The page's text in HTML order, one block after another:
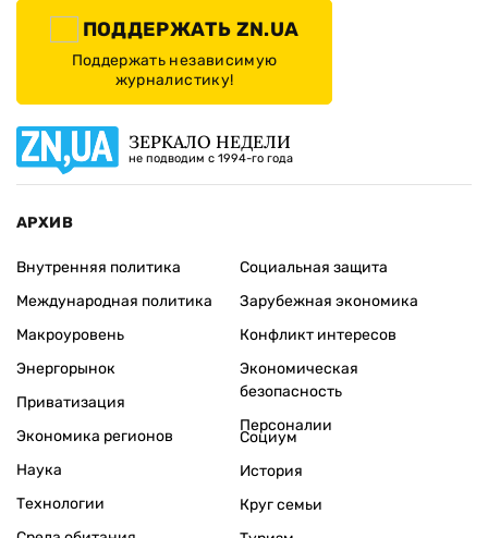
ПОДДЕРЖАТЬ ZN.UA
Поддержать независимую
журналистику!
ЗЕРКАЛО НЕДЕЛИ
не подводим с 1994-го года
АРХИВ
Внутренняя политика
Международная политика
Макроуровень
Энергорынок
Приватизация
Экономика регионов
Социальная защита
Зарубежная экономика
Конфликт интересов
Экономическая
безопасность
Персоналии
Наука
Технологии
Социум
История
Круг семьи